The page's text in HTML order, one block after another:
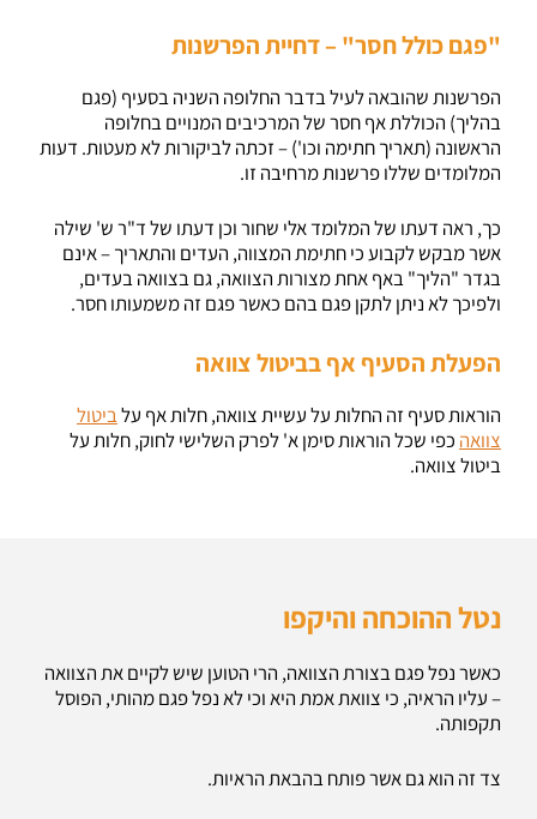
"פגם כולל חסר" – דחיית הפרשנות
הפרשנות שהובאה לעיל בדבר החלופה השניה בסעיף (פגם
בהליך) הכוללת אף חסר של המרכיבים המנויים בחלופה
הראשונה (תאריך חתימה וכו') – זכתה לביקורות לא מעטות. דעות
המלומדים שללו פרשנות מרחיבה זו.
כך, ראה דעתו של המלומד אלי שחור וכן דעתו של ד"ר ש' שילה
אשר מבקש לקבוע כי חתימת המצווה, העדים והתאריך – אינם
בגדר "הליך" באף אחת מצורות הצוואה, גם בצוואה בעדים,
ולפיכך לא ניתן לתקן פגם בהם כאשר פגם זה משמעותו חסר.
הפעלת הסעיף אף בביטול צוואה
הוראות סעיף זה החלות על עשיית צוואה, חלות אף עלביטול
צוואה כפי שכל הוראות סימן א' לפרק השלישי לחוק, חלות על
ביטול צוואה.
נטל ההוכחה והיקפו
כאשר נפל פגם בצורת הצוואה, הרי הטוען שיש לקיים את הצוואה
– עליו הראיה, כי צוואת אמת היא וכי לא נפל פגם מהותי, הפוסל
תקפותה.
צד זה הוא גם אשר פותח בהבאת הראיות.